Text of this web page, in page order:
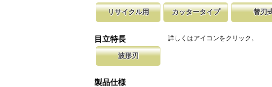
リサイクル用
ペットボトルやダンボール、牛乳パックの切断にご使用
頂けます。
カッタータイプ
大きな鋸を持ち歩くのは大変ですが、このサイズならポ
ケットに収納可能。
替刃
します。 鋸刃のマーキング（
目立特長 詳しくはアイコンをクリック。
波形刃
適な刃形状です。 根切り用としても波形刃は有効で
製品仕様